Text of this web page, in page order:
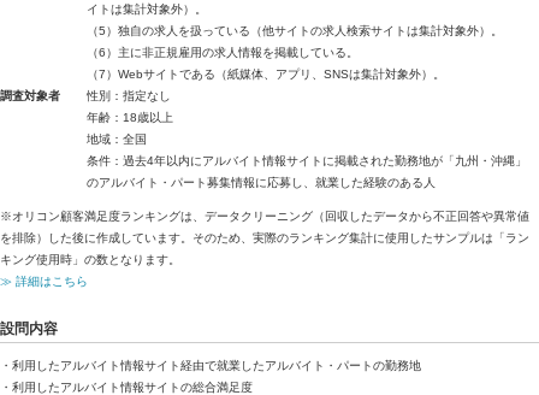
イトは集計対象外）。
（5）独自の求人を扱っている（他サイトの求人検索サイトは集計対象外）。
（6）主に非正規雇用の求人情報を掲載している。
（7）Webサイトである（紙媒体、アプリ、SNSは集計対象外）。
調査対象者
性別：指定なし
年齢：18歳以上
地域：全国
条件：過去4年以内にアルバイト情報サイトに掲載された勤務地が「九州・沖縄」
のアルバイト・パート募集情報に応募し、就業した経験のある人
※オリコン顧客満足度ランキングは、データクリーニング（回収したデータから不正回答や異常値
を排除）した後に作成しています。そのため、実際のランキング集計に使用したサンプルは「ラン
キング使用時」の数となります。
≫ 詳細はこちら
設問内容
・利用したアルバイト情報サイト経由で就業したアルバイト・パートの勤務地
・利用したアルバイト情報サイトの総合満足度